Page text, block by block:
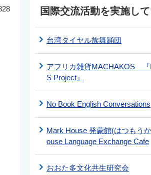
国際交流活動を実施し
台湾タイヤル族舞踊団
アフリカ雑貨MACHAKOS 『
S Project』
No Book English Conversations
Mark House 発蒙館(はつもう
ouse Language Exchange Cafe
おおた多文化共生研究会